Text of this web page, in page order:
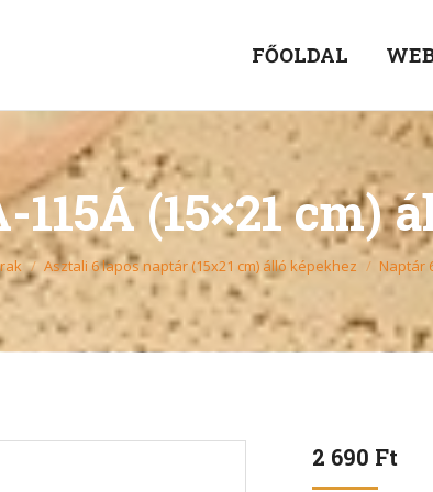
FŐOLDAL
(15×21 cm)
Asztali 6 lapos naptár (15x21 cm) álló képekhez Naptár
2 690 Ft